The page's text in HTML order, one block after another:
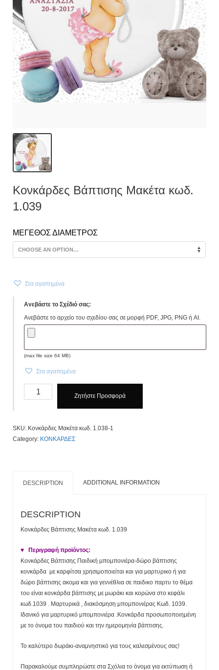
Κονκάρδες Βάπτισης Μακέτα κωδ.
1.039
ΜΕΓΕΘΟΣ ΔΙΑΜΕΤΡΟΣ
Στα αγαπημένα
Ανεβάστε το Σχέδιό σας:
Ανεβάστε το αρχείο του σχεδίου σας σε μορφή PDF, JPG, PNG ή AI.
(max file size 64 MB)
Στα αγαπημένα
Κονκάρδες
Βάπτισης
1.039
quantity
Ζητήστε Προσφορά
SKU: Κονκάρδες Μακέτα κωδ. 1.038-1
Category: ΚΟΝΚΑΡΔΕΣ
DESCRIPTION ADDITIONAL INFORMATION
DESCRIPTION
Κονκάρδες Βάπτισης Μακέτα κωδ. 1.039
♥ Περιγραφή προϊόντος:
Κονκάρδες Βάπτισης Παιδική μπομπονιέρα-δώρο βάπτισης
κονκάρδα με καρφίτσα χρησιμοποιείται και για μαρτυρικο ή για
δώρο βάπτισης ακομα και για γεννέθλια σε παιδικο παρτυ το θέμα
του είναι κονκάρδα βάπτισης με μωράκι και κορώνα στο κεφάλι
κωδ.1039 . Μαρτυρικά , διακόσμηση μπομπονιέρας Κωδ. 1039.
Ιδανικό για μαρτυρικό μπομπονιέρα .Κονκάρδα προσωποποιημένη
με το όνομα του παιδιού και την ημερομηνία βάπτισης.
Το καλύτερο δωράκι-αναμνηστικό για τους καλεσμένους σας!
Παρακαλούμε συμπληρώστε στα Σχόλια το όνομα για εκτύπωση ή